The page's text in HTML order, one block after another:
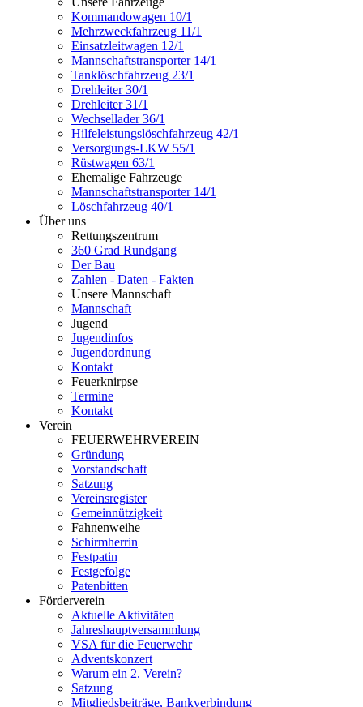
Kommandowagen 10/1
Mehrzweckfahrzeug 11/1
Einsatzleitwagen 12/1
Mannschaftstransporter 14/1
Tanklöschfahrzeug 23/1
Drehleiter 30/1
Drehleiter 31/1
Wechsellader 36/1
Hilfeleistungslöschfahrzeug 42/1
Versorgungs-LKW 55/1
Rüstwagen 63/1
Ehemalige Fahrzeuge
Mannschaftstransporter 14/1
Löschfahrzeug 40/1
Über uns
Rettungszentrum
360 Grad Rundgang
Der Bau
Zahlen - Daten - Fakten
Unsere Mannschaft
Mannschaft
Jugend
Jugendinfos
Jugendordnung
Kontakt
Feuerknirpse
Termine
Kontakt
Verein
FEUERWEHRVEREIN
Gründung
Vorstandschaft
Satzung
Vereinsregister
Gemeinnützigkeit
Fahnenweihe
Schirmherrin
Festpatin
Festgefolge
Patenbitten
Förderverein
Aktuelle Aktivitäten
Jahreshauptversammlung
VSA für die Feuerwehr
Adventskonzert
Warum ein 2. Verein?
Satzung
Mitgliedsbeiträge, Bankverbindung